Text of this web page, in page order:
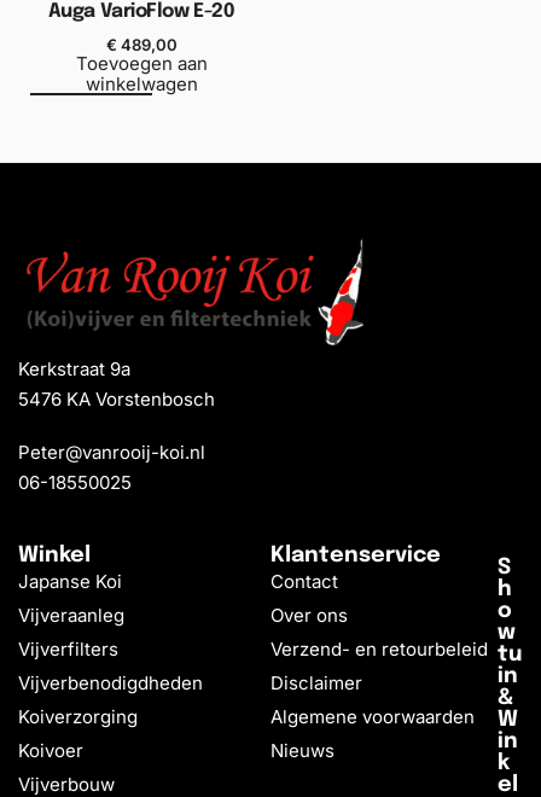
Auga VarioFlow E-20
€ 489,00
Toevoegen aan
winkelwagen
Kerkstraat 9a
5476 KA Vorstenbosch
Peter@vanrooij-koi.nl
06-18550025
Winkel
Japanse Koi
Vijveraanleg
Vijverfilters
Vijverbenodigdheden
Koiverzorging
Koivoer
Vijverbouw
Klantenservice
Contact
Over ons
Verzend- en retourbeleid
Disclaimer
Algemene voorwaarden
Nieuws
S
h
o
w
tu
in
&
W
in
k
el